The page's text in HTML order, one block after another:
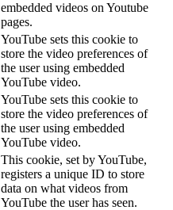
embedded videos on Youtube
pages.
YouTube sets this cookie to
store the video preferences of
the user using embedded
YouTube video.
YouTube sets this cookie to
store the video preferences of
the user using embedded
YouTube video.
This cookie, set by YouTube,
registers a unique ID to store
data on what videos from
YouTube the user has seen.